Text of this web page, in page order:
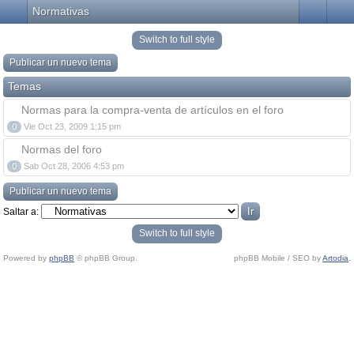
Normativas
Switch to full style
Publicar un nuevo tema
Temas
Normas para la compra-venta de artículos en el foro
0 Vie Oct 23, 2009 1:15 pm
Normas del foro
0 Sab Oct 28, 2006 4:53 pm
Publicar un nuevo tema
Saltar a:
Switch to full style
Powered by phpBB © phpBB Group. phpBB Mobile / SEO byArtodia